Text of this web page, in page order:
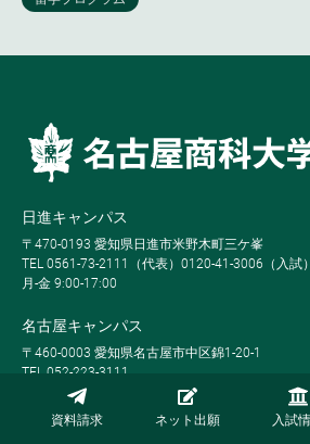
資料請求 ネット出願 入試
日進キャンパス
〒470-0193 愛知県日進市米野木町三ケ峯
TEL 0561-73-2111（代表）0120-41-3006（入試）
月-金 9:00-17:00
名古屋キャンパス
〒460-0003 愛知県名古屋市中区錦1-20-1
TEL 052-223-3111
火-土 9:00-17:00